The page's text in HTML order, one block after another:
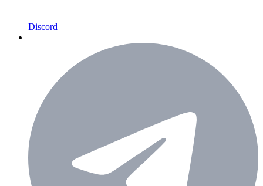
Discord